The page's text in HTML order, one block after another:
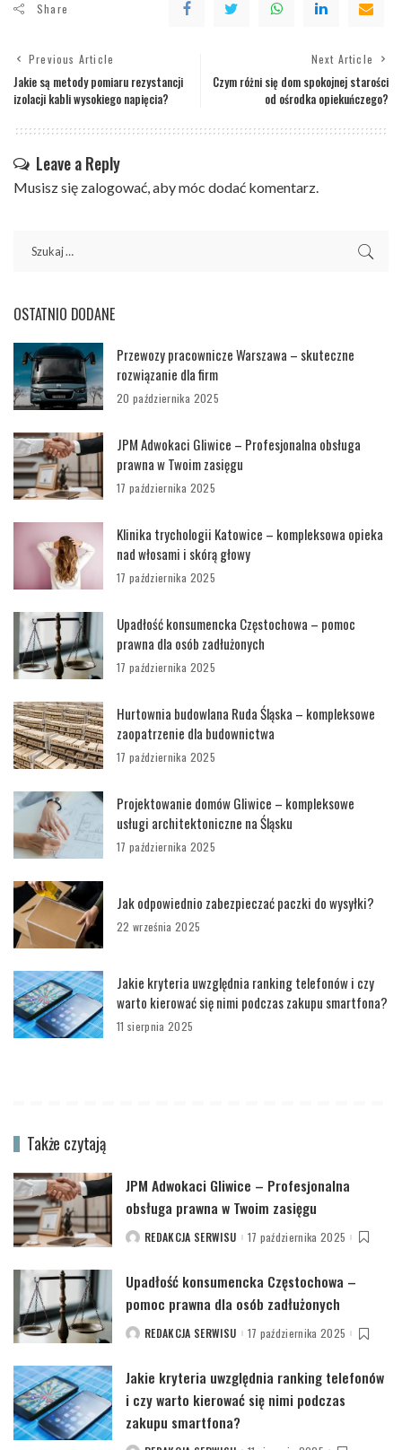
Share
Previous Article
Jakie są metody pomiaru rezystancji
izolacji kabli wysokiego napięcia?
Next Article
Czym różni się dom spokojnej starości
od ośrodka opiekuńczego?
Leave a Reply
Musisz się zalogować, aby móc dodać komentarz.
OSTATNIO DODANE
Przewozy pracownicze Warszawa – skuteczne
rozwiązanie dla firm
20 października 2025
JPM Adwokaci Gliwice – Profesjonalna obsługa
prawna w Twoim zasięgu
17 października 2025
Klinika trychologii Katowice – kompleksowa opieka
nad włosami i skórą głowy
17 października 2025
Upadłość konsumencka Częstochowa – pomoc
prawna dla osób zadłużonych
17 października 2025
Hurtownia budowlana Ruda Śląska – kompleksowe
zaopatrzenie dla budownictwa
17 października 2025
Projektowanie domów Gliwice – kompleksowe
usługi architektoniczne na Śląsku
17 października 2025
Jak odpowiednio zabezpieczać paczki do wysyłki?
22 września 2025
Jakie kryteria uwzględnia ranking telefonów i czy
warto kierować się nimi podczas zakupu smartfona?
11 sierpnia 2025
Także czytają
JPM Adwokaci Gliwice – Profesjonalna
obsługa prawna w Twoim zasięgu
POSTEDREDAKCJA SERWISU 17 października 2025
Upadłość konsumencka Częstochowa –
pomoc prawna dla osób zadłużonych
POSTEDREDAKCJA SERWISU 17 października 2025
Jakie kryteria uwzględnia ranking telefonów
i czy warto kierować się nimi podczas
zakupu smartfona?